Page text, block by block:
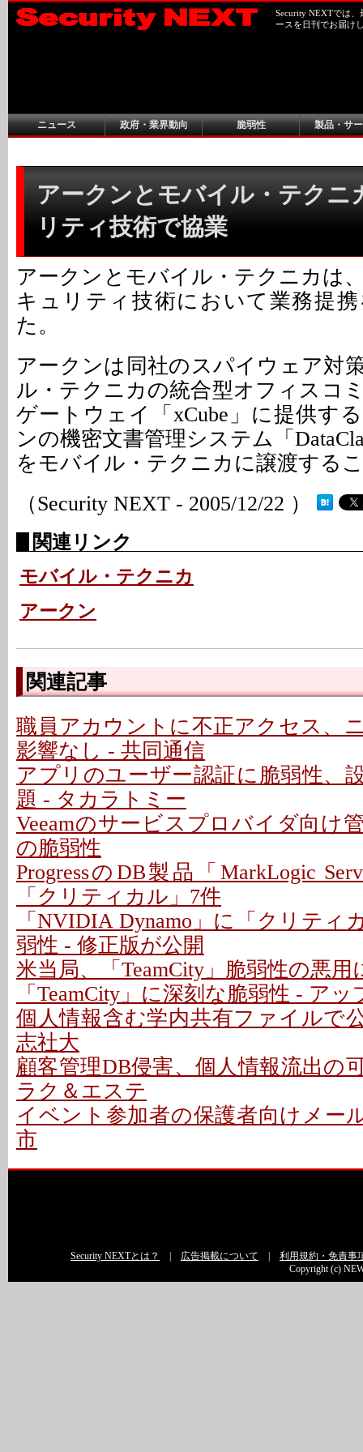
Security NEXTでは
ースを日刊でお届け
ニュース 政府・業界動向 脆弱性 製品・サ
アークンとモバイル・テクニ
リティ技術で協業
アークンとモバイル・テクニカは
キュリティ技術において業務提
た。
アークンは同社のスパイウェア対
ル・テクニカの統合型オフィスコ
ゲートウェイ「xCube」に提供す
ンの機密文書管理システム「
をモバイル・テクニカに譲渡する
（Security NEXT - 2005/12/22 ）
関連リンク
モバイル・テクニカ
アークン
関連記事
職員アカウントに不正アクセス、
影響なし - 共同通信
アプリのユーザー認証に脆弱性、
題 - タカラトミー
Veeamのサービスプロバイダ向け
の脆弱性
ProgressのDB製品「MarkLogic
「クリティカル」7件
「NVIDIA Dynamo」に「クリティ
弱性 - 修正版が公開
米当局、「TeamCity」脆弱性の悪用
「TeamCity」に深刻な脆弱性 - ア
個人情報含む学内共有ファイルで
志社大
顧客管理DB侵害、個人情報流出の
ラク＆エステ
イベント参加者の保護者向けメー
市
Security NEXTとは？ 広告掲載について
利用規約・免責事
Copyright (c)